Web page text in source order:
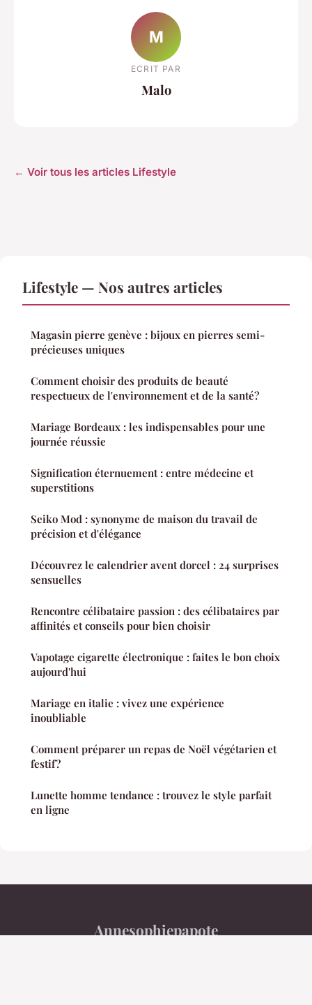
M
ECRIT PAR
Malo
← Voir tous les articles Lifestyle
Lifestyle — Nos autres articles
Magasin pierre genève : bijoux en pierres semi-
précieuses uniques
Comment choisir des produits de beauté
respectueux de l'environnement et de la santé?
Mariage Bordeaux : les indispensables pour une
journée réussie
Signification éternuement : entre médecine et
superstitions
Seiko Mod : synonyme de maison du travail de
précision et d'élégance
Découvrez le calendrier avent dorcel : 24 surprises
sensuelles
Rencontre célibataire passion : des célibataires par
affinités et conseils pour bien choisir
Vapotage cigarette électronique : faites le bon choix
aujourd'hui
Mariage en italie : vivez une expérience
inoubliable
Comment préparer un repas de Noël végétarien et
festif?
Lunette homme tendance : trouvez le style parfait
en ligne
Annesophiepapote